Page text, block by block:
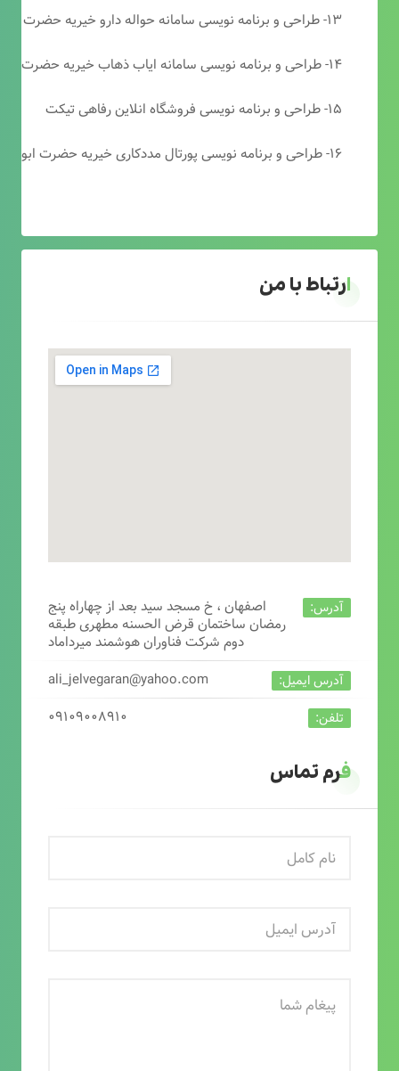
۱۳- طراحی و برنامه نویسی سامانه حواله دارو خیریه حضرت ابوالفضل (ع)
۱۴- طراحی و برنامه نویسی سامانه ایاب ذهاب خیریه حضرت ابوالفضل (ع)
۱۵- طراحی و برنامه نویسی فروشگاه انلاین رفاهی تیکت
۱۶- طراحی و برنامه نویسی پورتال مددکاری خیریه حضرت ابوالفضل (ع)
ارتباط با من
آدرس:
اصفهان ، خ مسجد سید بعد از چهاراه پنج
رمضان ساختمان قرض الحسنه مطهری طبقه
دوم شرکت فناوران هوشمند میرداماد
آدرس ایمیل: ali_jelvegaran@yahoo.com
تلفن: ۰۹۱۰۹۰۰۸۹۱۰
فرم تماس